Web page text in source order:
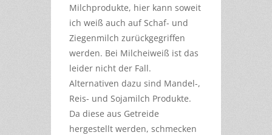
Milchprodukte, hier kann soweit
ich weiß auch auf Schaf- und
Ziegenmilch zurückgegriffen
werden. Bei Milcheiweiß ist das
leider nicht der Fall.
Alternativen dazu sind Mandel-,
Reis- und Sojamilch Produkte.
Da diese aus Getreide
hergestellt werden, schmecken